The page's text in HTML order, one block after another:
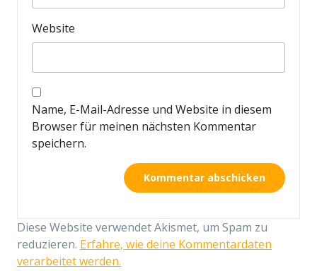
Website
Name, E-Mail-Adresse und Website in diesem
Browser für meinen nächsten Kommentar
speichern.
Diese Website verwendet Akismet, um Spam zu
reduzieren. Erfahre, wie deine Kommentardaten
verarbeitet werden.